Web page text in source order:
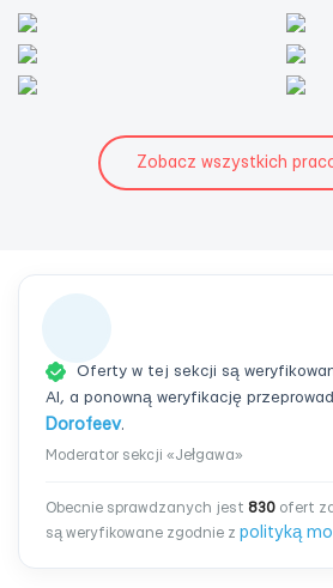
Zobacz wszystkich
Oferty w tej sekcji są
AI, a ponowną weryfikację
Dorofeev.
Moderator sekcji «Jełgawa»
Obecnie sprawdzanych jest 830 ofert
są weryfikowane zgodnie z polityką